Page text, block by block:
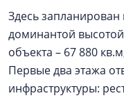
Здесь
доминантой
объекта – 67 880
Первые два этажа
инфраструктуры: